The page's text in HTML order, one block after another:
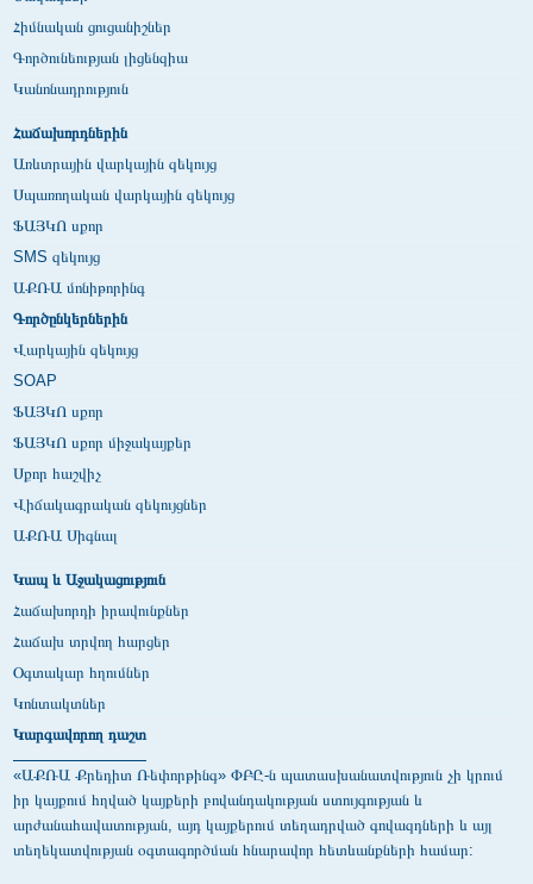
Հիմնական ցուցանիշներ
Գործունեության լիցենզիա
Կանոնադրություն
Հաճախորդներին
Առևտրային վարկային զեկույց
Սպառողական վարկային զեկույց
ՖԱՅԿՈ սքոր
SMS զեկույց
ԱՔՌԱ մոնիթորինգ
Գործընկերներին
Վարկային զեկույց
SOAP
ՖԱՅԿՈ սքոր
ՖԱՅԿՈ սքոր միջակայքեր
Սքոր հաշվիչ
Վիճակագրական զեկույցներ
ԱՔՌԱ Սիգնալ
Կապ և Աջակացություն
Հաճախորդի իրավունքներ
Հաճախ տրվող հարցեր
Օգտակար հղումներ
Կոնտակտներ
Կարգավորող դաշտ
«ԱՔՌԱ Քրեդիտ Ռեփորթինգ» ՓԲԸ-ն պատասխանատվություն չի կրում
իր կայքում հղված կայքերի բովանդակության ստույգության և
արժանահավատության, այդ կայքերում տեղադրված գովազդների և այլ
տեղեկատվության օգտագործման հնարավոր հետևանքների համար: